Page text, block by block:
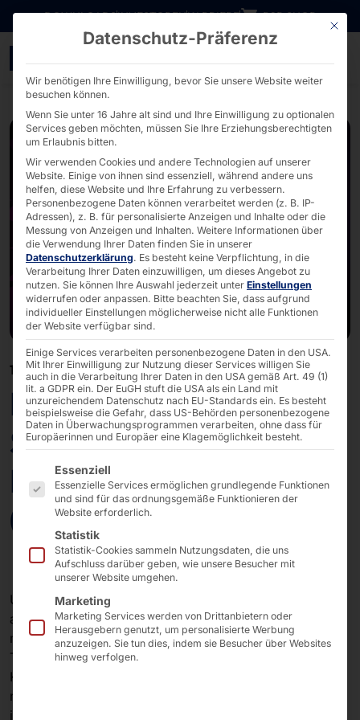
Direkt zum Inhalt wechseln
DOWNLOADSINVESTORENKARRIERE B2B SHOP
11/10/2021
PYRAMID – Neues
Strategie und
Innovation Center
(SIC)
Unsere Vision von morgen ist auf den Menschen
ausgerichtet. Deshalb glauben wir, dass die Interaktion
mit
Technologie so natürlich sein muss wie die
Kommunikation zwischen Menschen: praktikabel und
nahtlos für
jeden, unabhängig von Alter und Fähigkeiten. Um das,
Mit
Datenschutz-Präferenz
Wir benötigen Ihre Einwilligung, bevor Sie unsere Website weiter
besuchen können.
Wenn Sie unter 16 Jahre alt sind und Ihre Einwilligung zu optionalen
Services geben möchten, müssen Sie Ihre Erziehungsberechtigten
um Erlaubnis bitten.
Wir verwenden Cookies und andere Technologien auf unserer
Website. Einige von ihnen sind essenziell, während andere uns
helfen, diese Website und Ihre Erfahrung zu verbessern.
Personenbezogene Daten können verarbeitet werden (z. B. IP-
Adressen), z. B. für personalisierte Anzeigen und Inhalte oder die
Messung von Anzeigen und Inhalten. Weitere Informationen über
die Verwendung Ihrer Daten finden Sie in unserer
Datenschutzerklärung. Es besteht keine Verpflichtung, in die
Verarbeitung Ihrer Daten einzuwilligen, um dieses Angebot zu
nutzen. Sie können Ihre Auswahl jederzeit unter Einstellungen
widerrufen oder anpassen. Bitte beachten Sie, dass aufgrund
individueller Einstellungen möglicherweise nicht alle Funktionen
der Website verfügbar sind.
Einige Services verarbeiten personenbezogene Daten in den USA.
Mit Ihrer Einwilligung zur Nutzung dieser Services willigen Sie
auch in die Verarbeitung Ihrer Daten in den USA gemäß Art. 49 (1)
lit. a GDPR ein. Der EuGH stuft die USA als ein Land mit
unzureichendem Datenschutz nach EU-Standards ein. Es besteht
beispielsweise die Gefahr, dass US-Behörden personenbezogene
Daten in Überwachungsprogrammen verarbeiten, ohne dass für
Europäerinnen und Europäer eine Klagemöglichkeit besteht.
Es folgt eine Liste der Service-Gruppen, für die eine
Essenziell
Essenzielle Services ermöglichen grundlegende Funktionen
und sind für das ordnungsgemäße Funktionieren der
Website erforderlich.
Statistik
Statistik-Cookies sammeln Nutzungsdaten, die uns
Aufschluss darüber geben, wie unsere Besucher mit
unserer Website umgehen.
Marketing
Marketing Services werden von Drittanbietern oder
Herausgebern genutzt, um personalisierte Werbung
anzuzeigen. Sie tun dies, indem sie Besucher über Websites
hinweg verfolgen.